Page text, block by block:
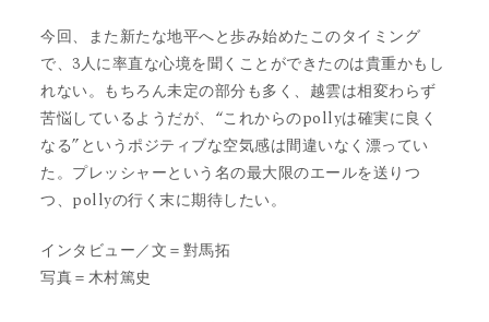
今回、また新たな地平へと歩み始めたこのタイミング
で、3人に率直な心境を聞くことができたのは貴重かもし
れない。もちろん未定の部分も多く、越雲は相変わらず
苦悩しているようだが、“これからのpollyは確実に良く
なる”というポジティブな空気感は間違いなく漂ってい
た。プレッシャーという名の最大限のエールを送りつ
つ、pollyの行く末に期待したい。
インタビュー／文＝對馬拓
写真＝木村篤史